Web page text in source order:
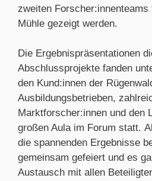
zweiten
Mühle gezeigt werden.
Die Ergebnispräsentationen
Abschlussprojekte fanden
den Kund:innen der
Ausbildungsbetrieben,
Marktforscher:innen und den
großen Aula im Forum statt.
die spannenden Ergebnisse
gemeinsam gefeiert und es
Austausch mit allen